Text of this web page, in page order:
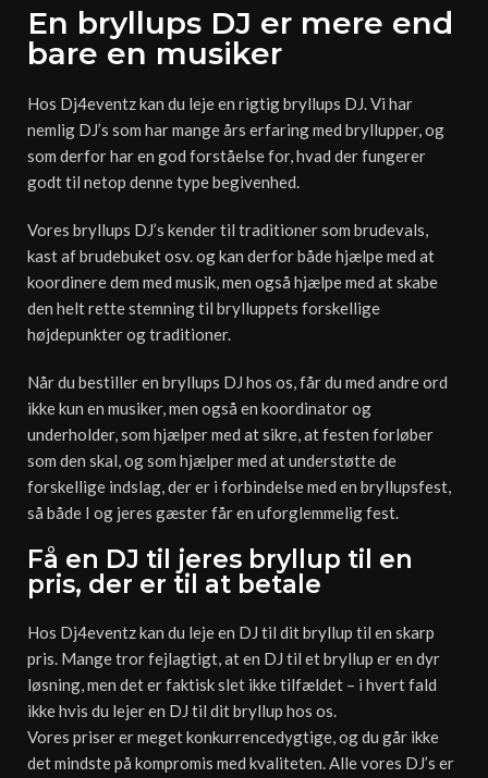
En bryllups DJ er mere end
bare en musiker
Hos Dj4eventz kan du leje en rigtig bryllups DJ. Vi har
nemlig DJ’s som har mange års erfaring med bryllupper, og
som derfor har en god forståelse for, hvad der fungerer
godt til netop denne type begivenhed.
Vores bryllups DJ’s kender til traditioner som brudevals,
kast af brudebuket osv. og kan derfor både hjælpe med at
koordinere dem med musik, men også hjælpe med at skabe
den helt rette stemning til brylluppets forskellige
højdepunkter og traditioner.
Når du bestiller en bryllups DJ hos os, får du med andre ord
ikke kun en musiker, men også en koordinator og
underholder, som hjælper med at sikre, at festen forløber
som den skal, og som hjælper med at understøtte de
forskellige indslag, der er i forbindelse med en bryllupsfest,
så både I og jeres gæster får en uforglemmelig fest.
Få en DJ til jeres bryllup til en
pris, der er til at betale
Hos Dj4eventz kan du leje en DJ til dit bryllup til en skarp
pris. Mange tror fejlagtigt, at en DJ til et bryllup er en dyr
løsning, men det er faktisk slet ikke tilfældet – i hvert fald
ikke hvis du lejer en DJ til dit bryllup hos os.
Vores priser er meget konkurrencedygtige, og du går ikke
det mindste på kompromis med kvaliteten. Alle vores DJ’s er